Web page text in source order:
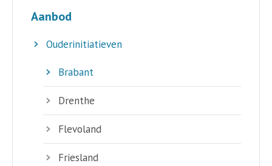
Aanbod
Ouderinitiatieven
Brabant
Drenthe
Flevoland
Friesland